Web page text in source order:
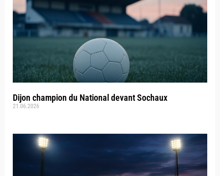
Dijon champion du National devant Sochaux
21.06.2026